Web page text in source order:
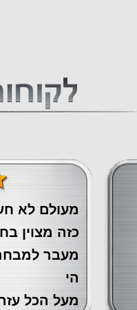
מעולם לא
כזה מצוין
‏מעבר
הי
מעל הכל